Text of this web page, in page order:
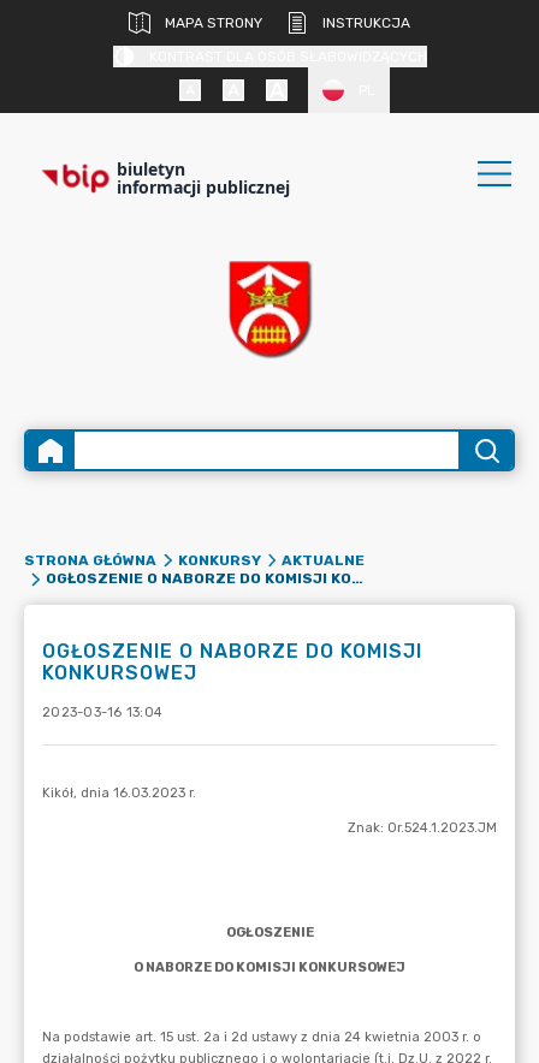
MAPA STRONY
INSTRUKCJA
biuletyn
informacji publicznej
STRONA GŁÓWNA KONKURSY
AKTUALNE
OGŁOSZENIE O NABORZE DO KOMISJI KONKURSOWEJ
OGŁOSZENIE O NABORZE DO KOMISJI
KONKURSOWEJ
2023-03-16 13:04